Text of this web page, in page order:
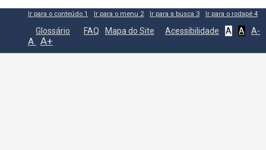
Ir para o conteúdo 1 Ir para o menu 2 Ir para a busca 3 Ir para o rodapé 4
Glossário FAQ Mapa do Site Acessibilidade A A A-
A A+